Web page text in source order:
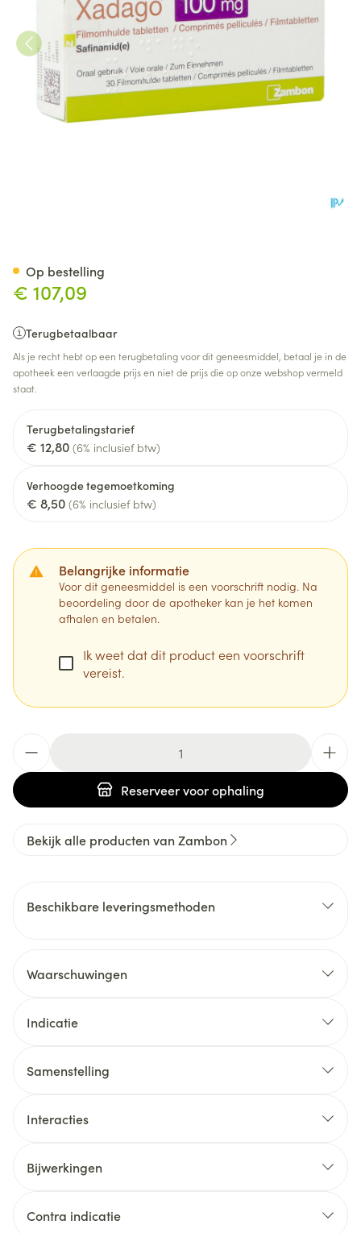
€ 107,09
Terugbetaalbaar
Als je recht hebt op een terugbetaling voor dit geneesmiddel, betaal je in de
apotheek een verlaagde prijs en niet de prijs die op onze webshop vermeld
staat.
Terugbetalingstarief
€ 12,80 (6% inclusief btw)
Verhoogde tegemoetkoming
€ 8,50 (6% inclusief btw)
Belangrijke informatie
Voor dit geneesmiddel is een voorschrift nodig. Na
beoordeling door de apotheker kan je het komen
afhalen en betalen.
Ik weet dat dit product een voorschrift
vereist.
Reserveervoor ophaling
Op bestelling
Bekijk alle producten van Zambon
Beschikbare leveringsmethoden
Waarschuwingen
Indicatie
Samenstelling
Interacties
Bijwerkingen
Contra indicatie